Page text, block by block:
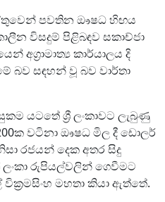
පවතින ඖෂධ හිඟය
විසදුම් පිළිබඳව සකාච්ජා
අග්‍රාමාත්‍ය කාර්යාලය දි
බව සඳහන් වූ බව වාර්තා
යටතේ ශ්‍රී ලංකාවට ලැබුණු
වටිනා ඖෂධ මිල දී ඩොලර්
රජයන් දෙක අතර සිදු
රුපියල්වලින් ගෙවීමට
වික්‍රමසිංහ මහතා කියා ඇත්තේ.